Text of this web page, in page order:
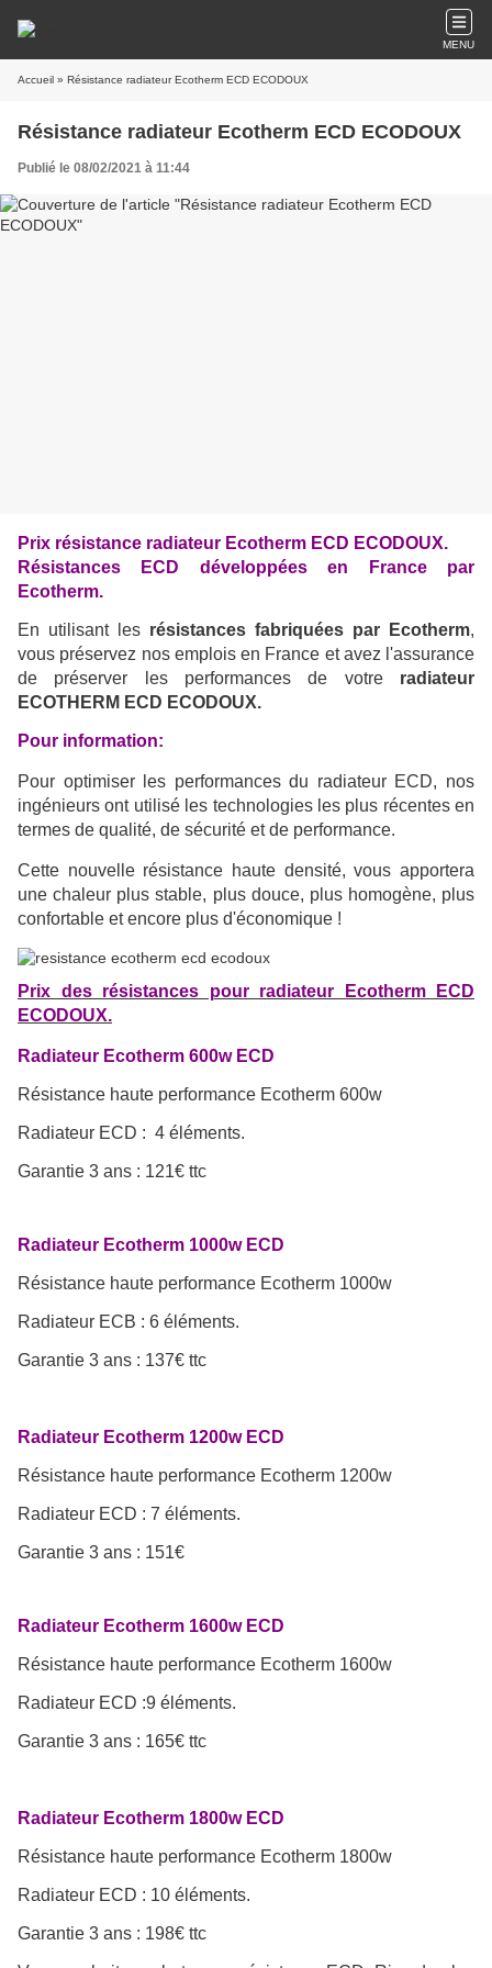
MENU
Accueil » Résistance radiateur Ecotherm ECD ECODOUX
Résistance radiateur Ecotherm ECD ECODOUX
Publié le 08/02/2021 à 11:44
Prix résistance radiateur Ecotherm ECD ECODOUX.
Résistances ECD développées en France par
Ecotherm.
En utilisant les résistances fabriquées par Ecotherm,
vous préservez nos emplois en France et avez l'assurance
de préserver les performances de votre radiateur
ECOTHERM ECD ECODOUX.
Pour information:
Pour optimiser les performances du radiateur ECD, nos
ingénieurs ont utilisé les technologies les plus récentes en
termes de qualité, de sécurité et de performance.
Cette nouvelle résistance haute densité, vous apportera
une chaleur plus stable, plus douce, plus homogène, plus
confortable et encore plus d'économique !
Prix des résistances pour radiateur Ecotherm ECD
ECODOUX.
Radiateur Ecotherm 600w ECD
Résistance haute performance Ecotherm 600w
Radiateur ECD : 4 éléments.
Garantie 3 ans : 121€ ttc
Radiateur Ecotherm 1000w ECD
Résistance haute performance Ecotherm 1000w
Radiateur ECB : 6 éléments.
Garantie 3 ans : 137€ ttc
Radiateur Ecotherm 1200w ECD
Résistance haute performance Ecotherm 1200w
Radiateur ECD : 7 éléments.
Garantie 3 ans : 151€
Radiateur Ecotherm 1600w ECD
Résistance haute performance Ecotherm 1600w
Radiateur ECD :9 éléments.
Garantie 3 ans : 165€ ttc
Radiateur Ecotherm 1800w ECD
Résistance haute performance Ecotherm 1800w
Radiateur ECD : 10 éléments.
Garantie 3 ans : 198€ ttc